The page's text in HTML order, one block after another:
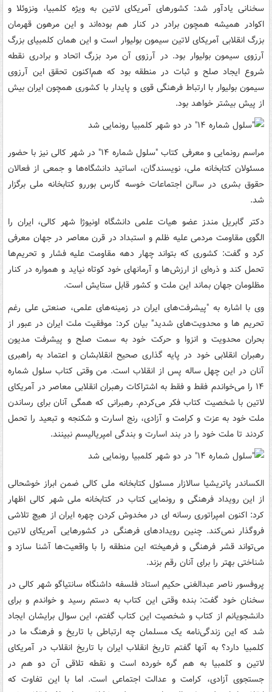
سخنانی یادآور شد: کشورهای آمریکای لاتین به ویژه کلمبیا، ونزوئلا و
اکوادر همیشه همچون برادر در کنار هم بوده‌اند و این مرهون قهرمان
بزرگ انقلابی آمریکای لاتین سیمون بولیوار است و این همان کلمبیای بزرگ
آرزوی سیمون بولیوار بود. در آرزوی آن مرد بزرگ اتحاد و برادری نقطه
شروع ایجاد صلح و ثبات در منطقه بود که هم‌اکنون تحقق این آرزوی
سیمون بولیوار با ارتباط فرهنگی قوی و پایدار با کشوری همچون ایران بیش
از پیش بیشتر خواهد بود.
مراسم رونمایی و معرفی کتاب "سلول شماره ۱۴" در شهر کالی نیز با حضور
مسئولان کتابخانه ملی، نویسندگان، اساتید دانشگاه‌ها و جمعی از فعالان
حقوق بشری در سالن اجتماعات خوسه گارس بوررو کتابخانه ملی برگزار
شد.
دکتر گابریل مندز عضو هیات علمی دانشگاه اونیوژا شهر کالی، ایران را
الگوی مقاومت مردمی علیه ظلم و استبداد در قرن معاصر در جهان معرفی
کرد و گفت: کشوری که بتواند چهار دهه مقاومت علیه فشار و تحریم‌ها
تحمل کند و ذره‌ای از ارزش‌ها و آرمانهای خود کوتاه نیاید و همواره در کنار
مظلومان جهان بماند این ملت و کشور قابل ستایش است.
وی با اشاره به "پیشرفت‌های ایران در زمینه‌های علمی، صنعتی علی رغم
تحریم ها و محدویت‌های شدید" بیان کرد: موفقیت ملت ایران در عبور از
بحران محدویت و انزوا و حرکت خود به سمت صلح و پیشرفت مدیون
رهبران انقلابی خود در پایه گذاری صحیح انقلابشان و اعتماد به راهبری
آنان در این چهل ساله پس از انقلاب است. من وقتی کتاب سلول شماره
۱۴ را می‌خواندم فقط و فقط به اشتراکات رهبران انقلابی معاصر در آمریکای
لاتین با شخصیت کتاب فکر می‌کردم. رهبرانی که همگی آنان برای رساندن
ملت خود به عزت و کرامت و آزادی، رنج اسارت و شکنجه و تبعید را تحمل
کردند تا ملت خود را در بند اسارت و بندگی امپریالیسم نبینند.
الکساندر پاتریشیا سالازار مسئول کتابخانه ملی کالی ضمن ابراز خوشحالی
از این رویداد فرهنگی و رونمایی کتاب در کتابخانه ملی شهر کالی اظهار
کرد: اکنون امپراتوری رسانه ای در مخدوش کردن چهره ایران از هیچ تلاشی
فروگذار نمی‌کند. چنین رویدادهای فرهنگی در کشورهایی آمریکای لاتین
می‌تواند قشر فرهنگی و فرهیخته این منطقه را با واقعیت‌ها آشنا سازد و
شناختی بهتر را برای آنان رقم بزند.
پروفسور ناصر عبدالغنی حکیم استاد فلسفه داشنگاه سانتیاگو شهر کالی در
سخنان خود گفت: بنده وقتی این کتاب به دستم رسید و خواندم و برای
دانشجویانم از کتاب و شخصیت این کتاب گفتم، این سوال برایشان ایجاد
شد که این زندگی‌نامه یک مسلمان چه ارتباطی با تاریخ و فرهنگ ما در
کلمبیا دارد؟ به آنها گفتم تاریخ انقلاب ایران با تاریخ انقلاب در آمریکای
لاتین و کلمبیا به هم گره خورده است و نقطه تلاقی آن دو هم در
جستجوی آزادی، کرامت و عدالت اجتماعی است. اما با این تفاوت که